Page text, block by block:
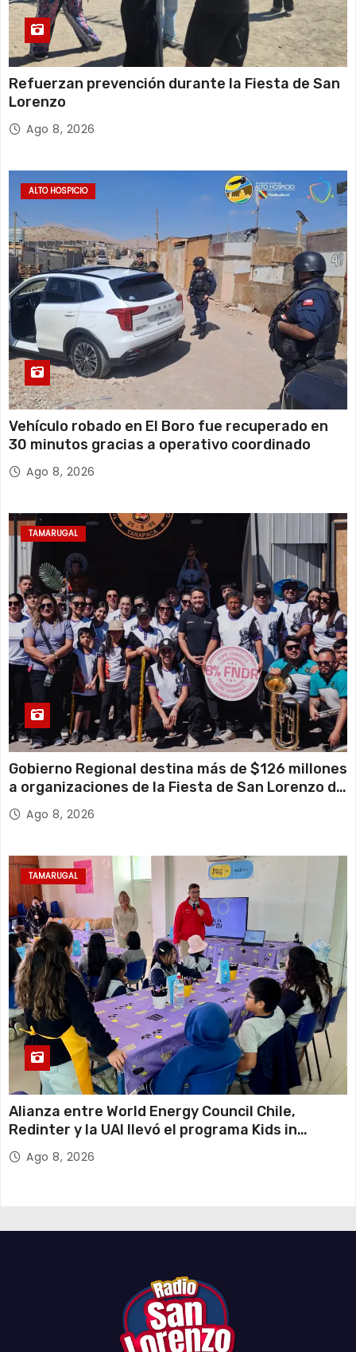
Refuerzan prevención durante la Fiesta de San
Lorenzo
Ago 8, 2026
ALTO HOSPICIO
Vehículo robado en El Boro fue recuperado en
30 minutos gracias a operativo coordinado
Ago 8, 2026
TAMARUGAL
Gobierno Regional destina más de $126 millones
a organizaciones de la Fiesta de San Lorenzo de
Tarapacá
Ago 8, 2026
TAMARUGAL
Alianza entre World Energy Council Chile,
Redinter y la UAI llevó el programa Kids in
Energy a Arica y Pozo Almonte
Ago 8, 2026